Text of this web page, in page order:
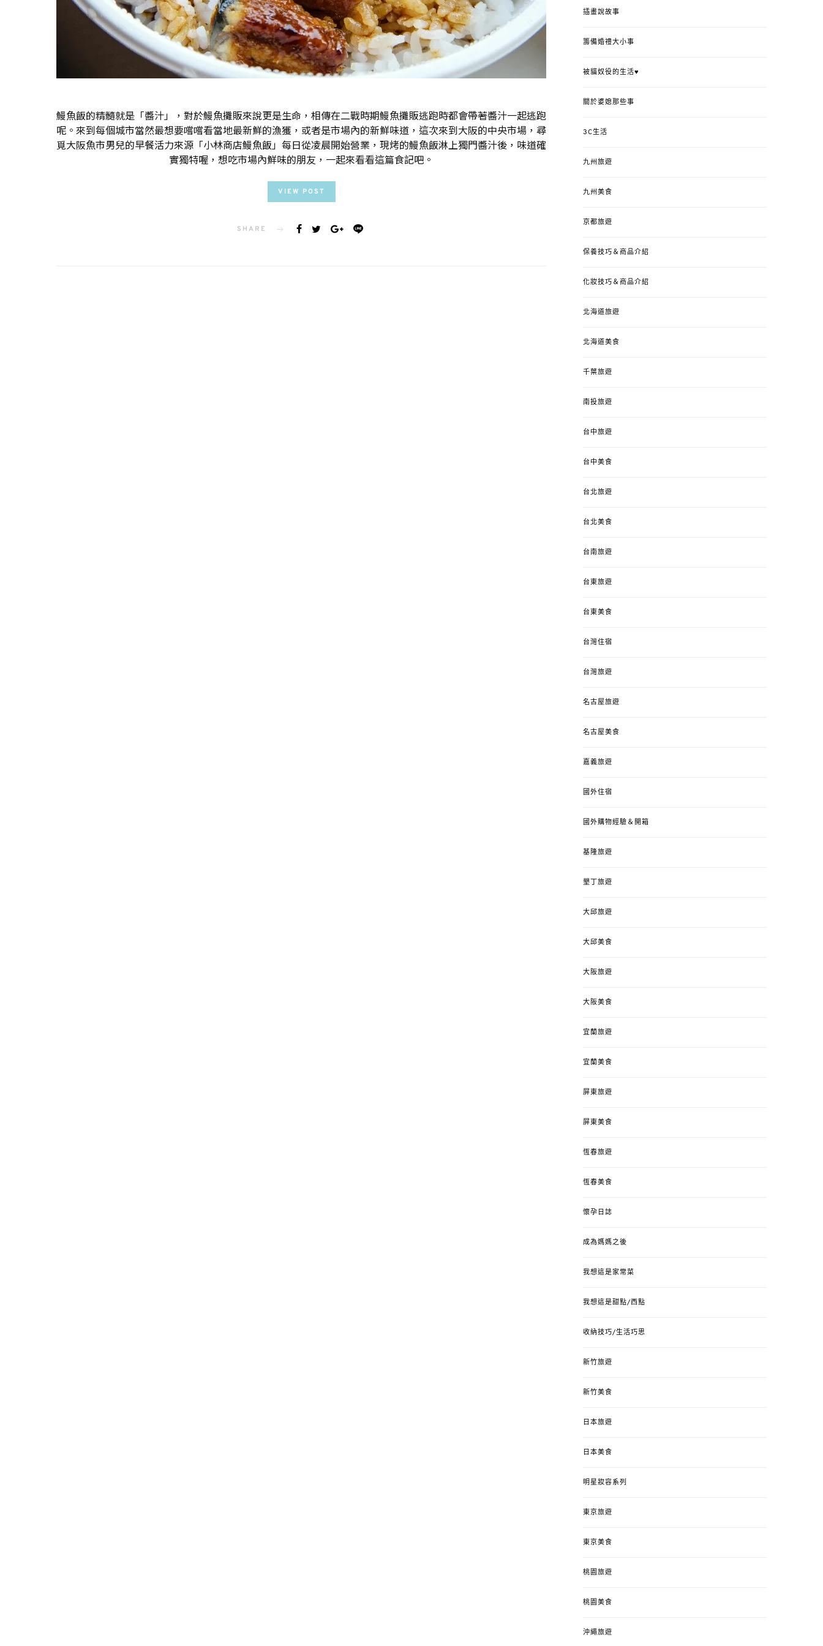
鰻魚飯的精髓就是「醬汁」，對於鰻魚攤販來說更是生命，相傳在二戰時期鰻魚攤販逃跑時都會帶著醬汁一起逃跑
呢。來到每個城市當然最想要嚐嚐看當地最新鮮的漁獲，或者是市場內的新鮮味道，這次來到大阪的中央市場，尋
覓大阪魚市男兒的早餐活力來源「小林商店鰻魚飯」每日從凌晨開始營業，現烤的鰻魚飯淋上獨門醬汁後，味道確
實獨特喔，想吃市場內鮮味的朋友，一起來看看這篇食記吧。
VIEW POST
SHARE
插畫說故事
籌備婚禮大小事
被貓奴役的生活♥
關於婆媳那些事
3C生活
九州旅遊
九州美食
京都旅遊
保養技巧＆商品介紹
化妝技巧＆商品介紹
北海道旅遊
北海道美食
千葉旅遊
南投旅遊
台中旅遊
台中美食
台北旅遊
台北美食
台南旅遊
台東旅遊
台東美食
台灣住宿
台灣旅遊
名古屋旅遊
名古屋美食
嘉義旅遊
國外住宿
國外購物經驗＆開箱
基隆旅遊
墾丁旅遊
大邱旅遊
大邱美食
大阪旅遊
大阪美食
宜蘭旅遊
宜蘭美食
屏東旅遊
屏東美食
恆春旅遊
恆春美食
懷孕日誌
成為媽媽之後
我想這是家常菜
我想這是甜點/西點
收納技巧/生活巧思
新竹旅遊
新竹美食
日本旅遊
日本美食
明星妝容系列
東京旅遊
東京美食
桃園旅遊
桃園美食
沖繩旅遊